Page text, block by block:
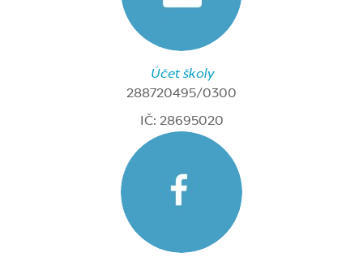
Účet školy
288720495/0300
IČ: 28695020